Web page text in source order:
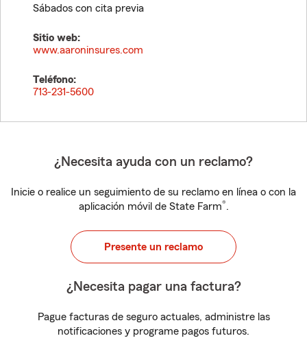
Sábados con cita previa
Sitio web:
www.aaroninsures.com
Teléfono:
713-231-5600
¿Necesita ayuda con un reclamo?
Inicie o realice un seguimiento de su reclamo en línea o con la
aplicación móvil de State Farm®.
Presente un reclamo
¿Necesita pagar una factura?
Pague facturas de seguro actuales, administre las
notificaciones y programe pagos futuros.